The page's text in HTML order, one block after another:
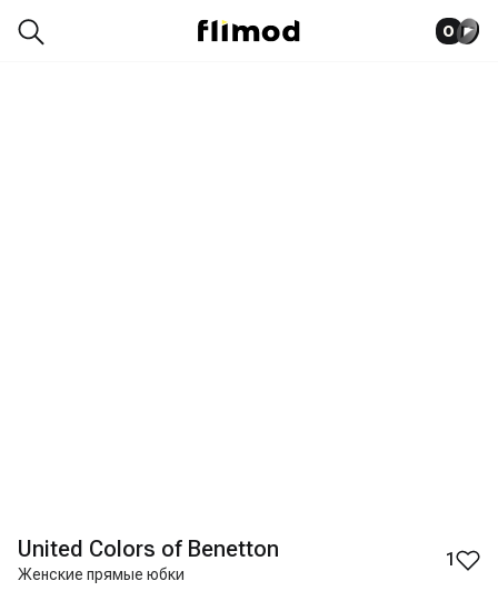
0
United Colors of Benetton
Женские прямые юбки
1